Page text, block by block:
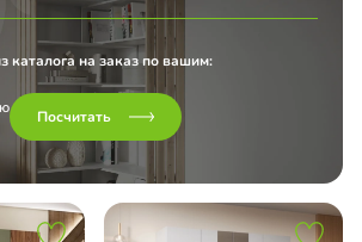
каталога на заказ по вашим:
Посчитать